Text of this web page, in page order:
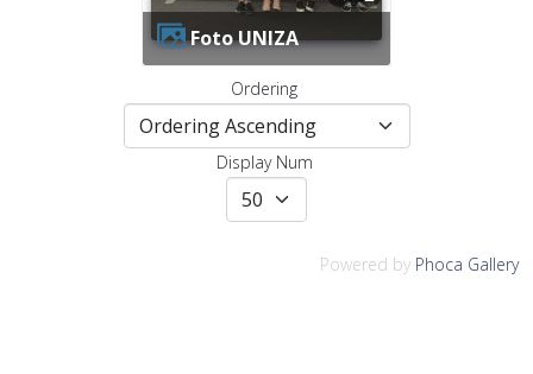
Foto UNIZA
Ordering
Display Num
Powered by Phoca Gallery